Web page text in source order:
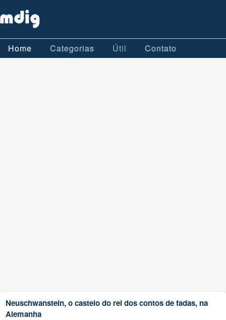
Home Categorias Útil Contato
Neuschwanstein, o castelo do rei dos contos de fadas, na
Alemanha